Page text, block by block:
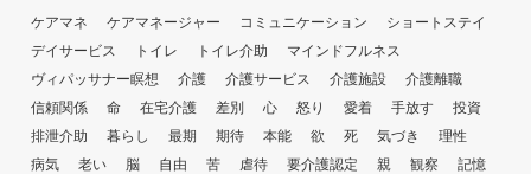
ケアマネ ケアマネージャー コミュニケーション
ショートステイ
デイサービス
トイレ トイレ介助
マインドフルネス
ヴィパッサナー瞑想
介護 介護サービス 介護施設
介護離職
信頼関係
命 在宅介護 差別 心 怒り 愛着 手放す
投資
排泄介助
暮らし 最期 期待 本能 欲 死 気づき
理性
病気
老い 脳 自由 苦 虐待 要介護認定 親 観察
記憶